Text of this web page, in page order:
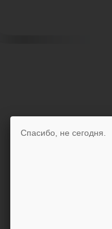
Спасибо, не сегодня.